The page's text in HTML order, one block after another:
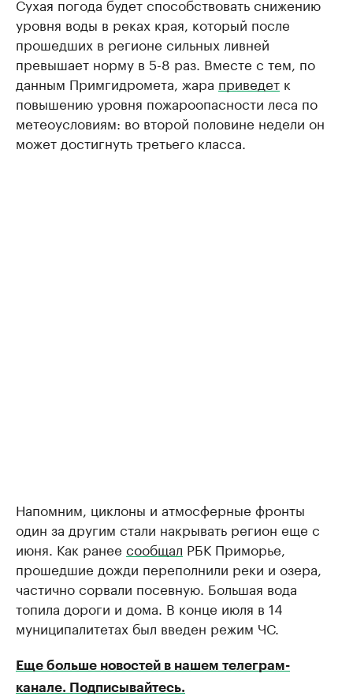
уровня воды в реках края, который после
прошедших в регионе сильных ливней
превышает норму в 5-8 раз. Вместе с тем, по
данным Примгидромета, жара приведет к
повышению уровня пожароопасности леса по
метеоусловиям: во второй половине недели он
может достигнуть третьего класса.
Напомним, циклоны и атмосферные фронты
один за другим стали накрывать регион еще с
июня. Как ранее сообщал РБК Приморье,
прошедшие дожди переполнили реки и озера,
частично сорвали посевную. Большая вода
топила дороги и дома. В конце июля в 14
муниципалитетах был введен режим ЧС.
Еще больше новостей в нашем телеграм-
канале. Подписывайтесь.